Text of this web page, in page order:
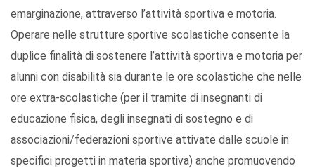
emarginazione, attraverso l’attività sportiva e motoria.
Operare nelle strutture sportive scolastiche consente la
duplice finalità di sostenere l’attività sportiva e motoria per
alunni con disabilità sia durante le ore scolastiche che nelle
ore extra-scolastiche (per il tramite di insegnanti di
educazione fisica, degli insegnati di sostegno e di
associazioni/federazioni sportive attivate dalle scuole in
specifici progetti in materia sportiva) anche promuovendo